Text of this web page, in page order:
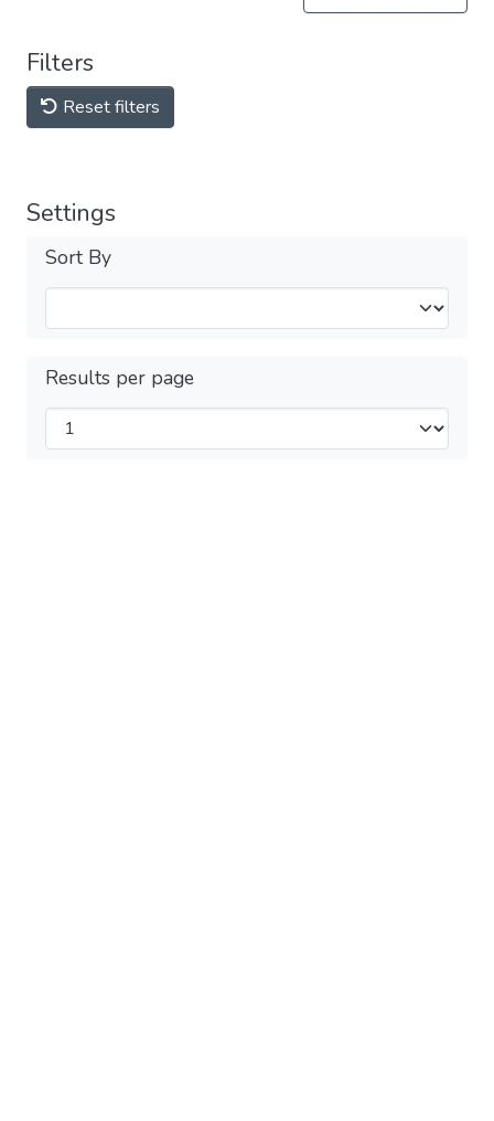
Filters
Reset filters
Settings
Sort By
Results per page